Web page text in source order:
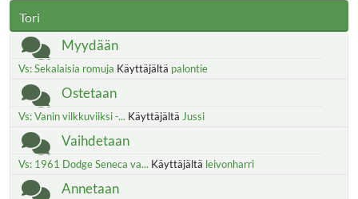
Tori
Myydään
Vs: Sekalaisia romuja Käyttäjältä palontie
Ostetaan
Vs: Vanin vilkkuviiksi -... Käyttäjältä Jussi
Vaihdetaan
Vs: 1961 Dodge Seneca va... Käyttäjältä leivonharri
Annetaan